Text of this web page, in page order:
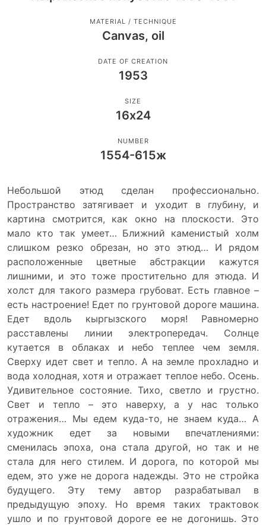
MATERIAL / TECHNIQUE
Canvas, oil
DATE OF CREATION
1953
SIZE
16х24
NUMBER
1554-615ж
Небольшой этюд сделан профессионально.
Пространство затягивает и уходит в глубину, и
картина смотрится, как окно на плоскости. Это
мало кто так умеет… Ближний каменистый холм
слишком резко обрезан, но это этюд… И рядом
расположенные цветные абстракции кажутся
лишними, и это тоже простительно для этюда. И
холст для такого размера грубоват. Есть главное –
есть настроение! Едет по грунтовой дороге машина.
Едет вдоль кыргызского моря! Равномерно
расставлены линии электропередач. Солнце
кутается в облаках и небо теплее чем земля.
Сверху идет свет и тепло. А на земле прохладно и
вода холодная, хотя и отражает теплое небо. Осень.
Удивительное состояние. Тихо, светло и грустно.
Свет и тепло – это наверху, а у нас только
отражения… Мы едем куда-то, не знаем куда… А
художник едет за новыми впечатлениями:
сменилась эпоха, она стала другой, но так и не
стала для него стилем. И дорога, по которой мы
едем, это уже не дорога надежды. Это не стройка
будущего. Эту тему автор разрабатывал в
предыдущую эпоху. Но время таких трактовок
ушло и по грунтовой дороге ее не догонишь. Это